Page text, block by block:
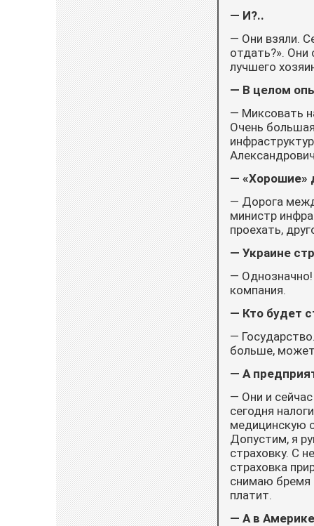
— И?..
— Они взяли.
отдать?».
лучшего
— В целом
— Миксовать
Очень
— «Хорошие»
— Дорога
министр
проехать,
— Украине
— Однозначно!
компания.
— Кто будет
—
больше,
— А
— Они и
сегодня
медицинскую
Допустим, я
страховку. С
страховка
снимаю бремя
платит.
— А в